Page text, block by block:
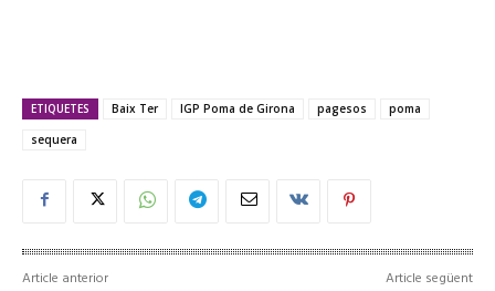
ETIQUETES Baix Ter IGP Poma de Girona pagesos
poma
sequera
Article anterior Article següent